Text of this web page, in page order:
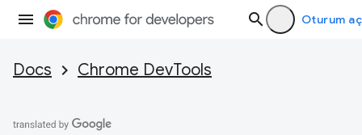
Oturum aç
Docs Chrome DevTools